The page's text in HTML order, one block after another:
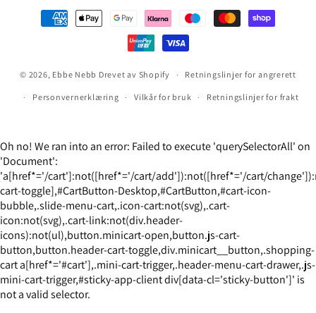
Betalingsmåter
© 2026, Ebbe Nebb Drevet av Shopify Retningslinjer for angrerett
Personvernerklæring Vilkår for bruk Retningslinjer for frakt